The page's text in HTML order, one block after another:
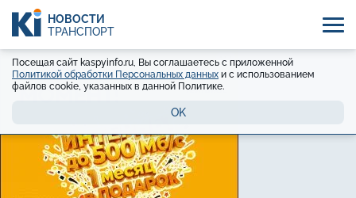
НОВОСТИ
ТРАНСПОРТ
Посещая сайт kaspyinfo.ru, Вы соглашаетесь с приложенной
Политикой обработки Персональных данных и с использованием
файлов cookie, указанных в данной Политике.
OK